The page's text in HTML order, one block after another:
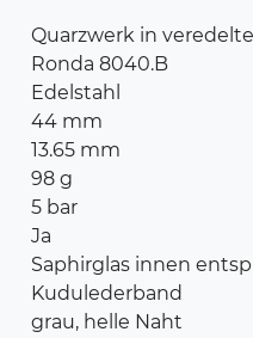
Quarzwerk in
Ronda 8040.B
Edelstahl
44 mm
13.65 mm
98 g
5 bar
Ja
Saphirglas innen
Kudulederband
grau, helle Naht